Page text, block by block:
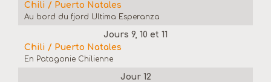
Chili / Puerto Natales
Au bord du fjord Ultima Esperanza
Jours 9, 10 et 11
Chili / Puerto Natales
En Patagonie Chilienne
Jour 12